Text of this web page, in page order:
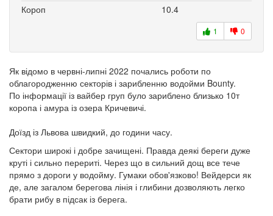
Короп
10.4
1 0
Як відомо в червні-липні 2022 почались роботи по
облагородженню секторів і зарибленню водойми Bounty.
По інформації із вайбер груп було зариблено близько 10т
коропа і амура із озера Кричевичі.
Доїзд із Львова швидкий, до години часу.
Сектори широкі і добре зачищені. Правда деякі береги дуже
круті і сильно перериті. Через що в сильний дощ все тече
прямо з дороги у водойму. Гумаки обов'язково! Вейдерси як
де, але загалом берегова лінія і глибини дозволяють легко
брати рибу в підсак із берега.